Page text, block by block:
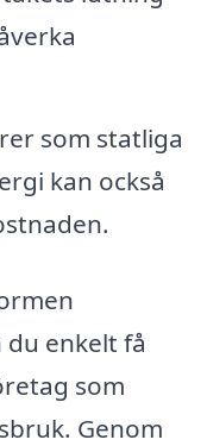
som statliga
kan också
enkelt få
som
Genom